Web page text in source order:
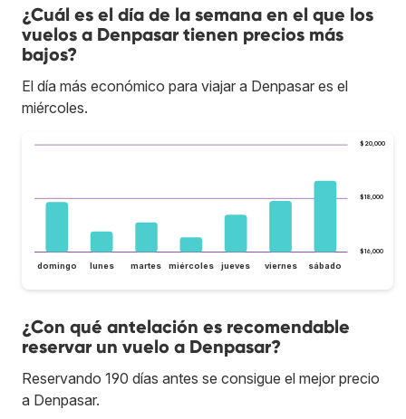
¿Cuál es el día de la semana en el que los
vuelos a Denpasar tienen precios más
bajos?
El día más económico para viajar a Denpasar es el
miércoles.
$16,000
$18,000
$20,000
domingo lunes martes miércoles jueves viernes sábado
¿Con qué antelación es recomendable
reservar un vuelo a Denpasar?
Reservando 190 días antes se consigue el mejor precio
a Denpasar.